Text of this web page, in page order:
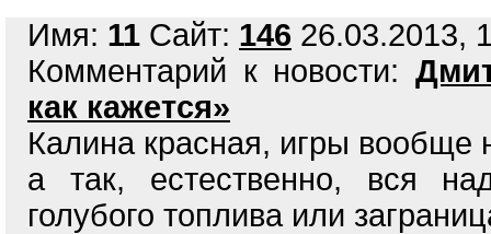
Имя: 11 Сайт: 146 26.03.2013,
Комментарий к новости:
как кажется»
Калина красная, игры вообще
а так, естественно, вся
голубого топлива или